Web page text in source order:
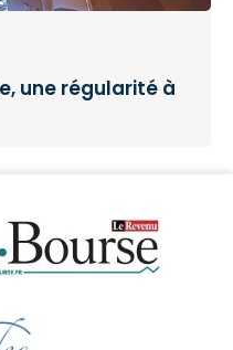
une régularité à